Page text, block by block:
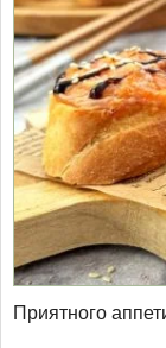
​​​​​​​Приятного